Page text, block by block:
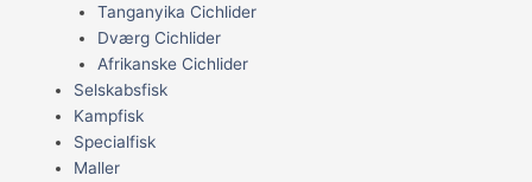
Tanganyika Cichlider
Dværg Cichlider
Afrikanske Cichlider
Selskabsfisk
Kampfisk
Specialfisk
Maller